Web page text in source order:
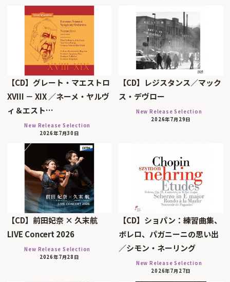
【CD】グレート・マエストロ
XVIII － XIX ／ネーメ・ヤルヴ
ィ＆エスト…
New Release Selection
2026年7月30日
【CD】レジスタンス／マック
ス・デヴロー
New Release Selection
2026年7月29日
【CD】前田妃奈 × 久末航
LIVE Concert 2026
New Release Selection
2026年7月28日
【CD】ショパン：練習曲集、
ボレロ、パガニーニの思い出
／シモン・ネーリング
New Release Selection
2026年7月27日